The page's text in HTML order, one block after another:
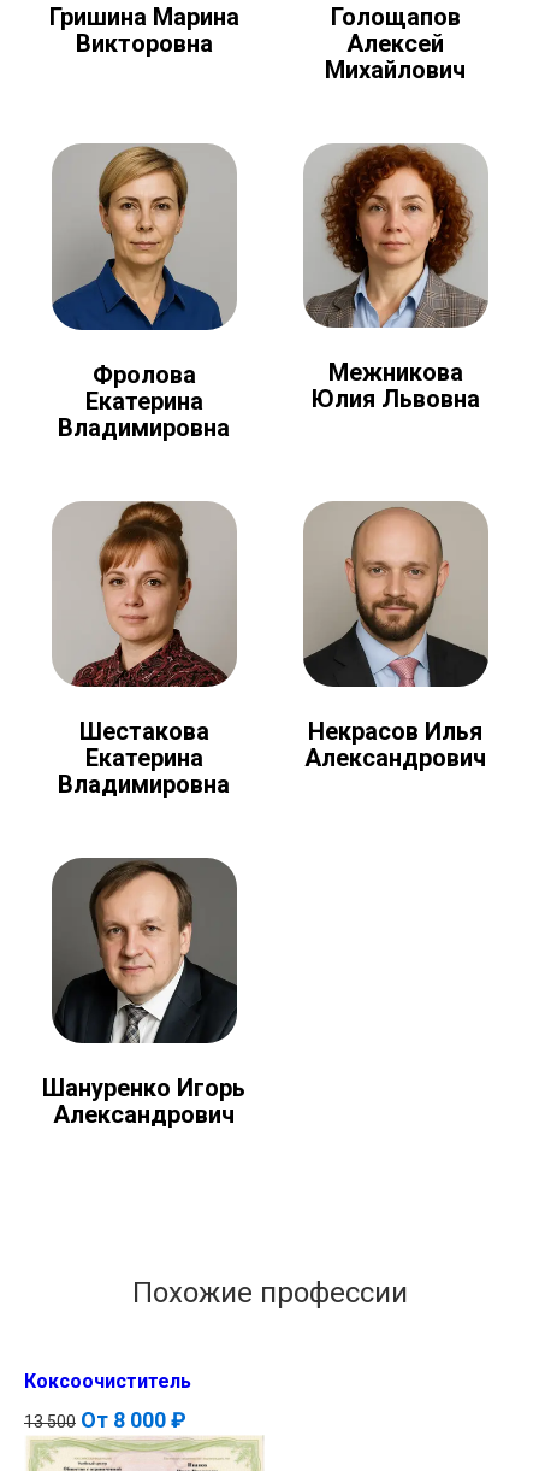
Гришина Марина
Викторовна
Голощапов
Алексей
Михайлович
Фролова
Екатерина
Владимировна
Межникова
Юлия Львовна
Шестакова
Екатерина
Владимировна
Некрасов Илья
Александрович
Шануренко Игорь
Александрович
Похожие профессии
Коксоочиститель
13 500 От 8 000 ₽